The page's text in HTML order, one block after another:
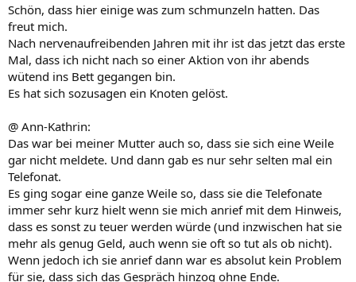
Schön, dass hier einige was zum schmunzeln hatten. Das
freut mich.
Nach nervenaufreibenden Jahren mit ihr ist das jetzt das erste
Mal, dass ich nicht nach so einer Aktion von ihr abends
wütend ins Bett gegangen bin.
Es hat sich sozusagen ein Knoten gelöst.
@ Ann-Kathrin:
Das war bei meiner Mutter auch so, dass sie sich eine Weile
gar nicht meldete. Und dann gab es nur sehr selten mal ein
Telefonat.
Es ging sogar eine ganze Weile so, dass sie die Telefonate
immer sehr kurz hielt wenn sie mich anrief mit dem Hinweis,
dass es sonst zu teuer werden würde (und inzwischen hat sie
mehr als genug Geld, auch wenn sie oft so tut als ob nicht).
Wenn jedoch ich sie anrief dann war es absolut kein Problem
für sie, dass sich das Gespräch hinzog ohne Ende.